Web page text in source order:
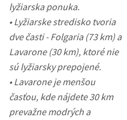
lyžiarska ponuka.
• Lyžiarske stredisko tvoria
dve časti - Folgaria (73 km) a
Lavarone (30 km), ktoré nie
sú lyžiarsky prepojené.
• Lavarone je menšou
časťou, kde nájdete 30 km
prevažne modrých a